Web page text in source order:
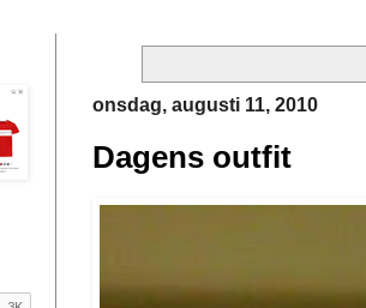
onsdag, augusti 11, 2010
Dagens outfit